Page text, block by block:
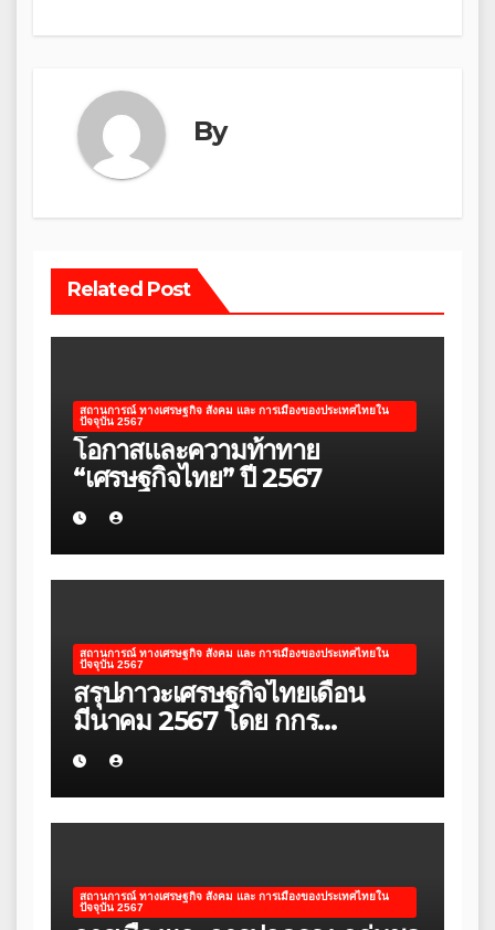
By
Related Post
สถานการณ์ ทางเศรษฐกิจ สังคม และ การเมืองของประเทศไทยใน
ปัจจุบัน 2567
โอกาสและความท้าทาย
“เศรษฐกิจไทย” ปี 2567
สถานการณ์ ทางเศรษฐกิจ สังคม และ การเมืองของประเทศไทยใน
ปัจจุบัน 2567
สรุปภาวะเศรษฐกิจไทยเดือน
มีนาคม 2567 โดย กกร
Kmftiorth
สถานการณ์ ทางเศรษฐกิจ สังคม และ การเมืองของประเทศไทยใน
ปัจจุบัน 2567